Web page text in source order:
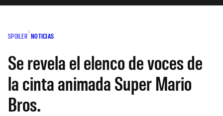
SPOILER NOTICIAS
Se revela el elenco de voces de
la cinta animada Super Mario
Bros.